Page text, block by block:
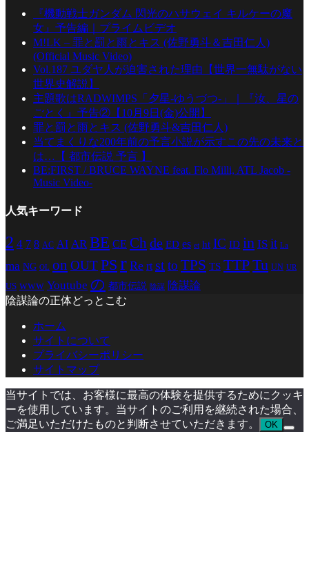
『機動戦士ガンダム 閃光のハサウェイ キルケーの魔
女』予告編｜プライムビデオ
M!LK – 罪と罰と雨とキス (佐野勇斗＆吉田仁人)
(Official Music Video)
Vol.187 ユダヤ人が迫害された理由【世界一無駄がない
世界史解説】
主題歌はRADWIMPS「夕星-ゆうづつ-」｜『汝、星の
ごとく』予告②【10月9日(金)公開】
罪と罰と雨とキス (佐野勇斗&吉田仁人)
当てまくりな200年前の予言小説が示すこの先の未来と
は…【 都市伝説 予言 】
BE:FIRST / BRUCE WAYNE feat. Flo Milli, ATL Jacob -
Music Video-
人気キーワード
2 4 7 8 AC AI AR BE CE Ch de ED es et ht IC ID in IS it La
ma NG OL on OUTPS r Re rt st to TPS TS TTPTu UN UR
US www Youtube の 都市伝説 陰謀 陰謀論
陰謀論の正体どっとこむ
ホーム
サイトについて
プライバシーポリシー
サイトマップ
当サイトでは、お客様に最高の体験を提供するためにクッキ
ーを使用しています。当サイトのご利用を継続された場合、
ご満足いただけたものと判断させていただきます。
OK